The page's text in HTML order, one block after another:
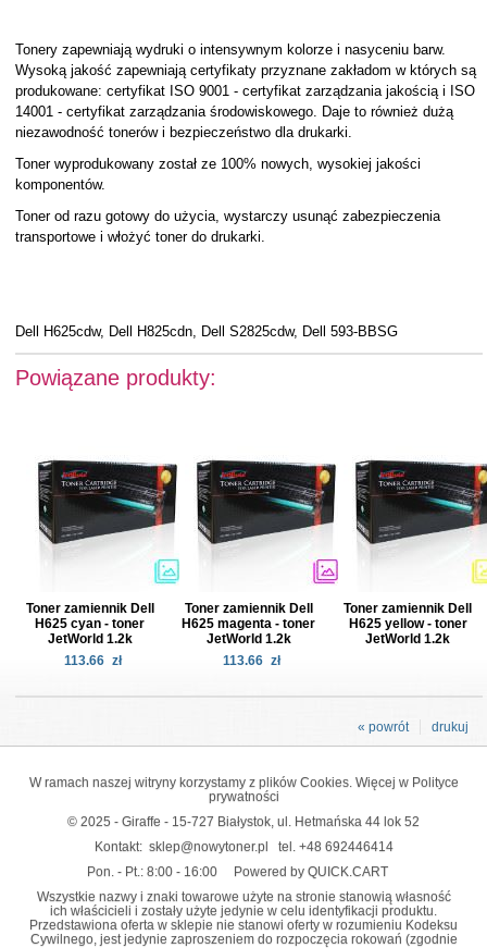
Tonery zapewniają wydruki o intensywnym kolorze i nasyceniu barw.
Wysoką jakość zapewniają certyfikaty przyznane zakładom w których są
produkowane: certyfikat ISO 9001 - certyfikat zarządzania jakością i ISO
14001 - certyfikat zarządzania środowiskowego. Daje to również dużą
niezawodność tonerów i bezpieczeństwo dla drukarki.
Toner wyprodukowany został ze 100% nowych, wysokiej jakości
komponentów.
Toner od razu gotowy do użycia, wystarczy usunąć zabezpieczenia
transportowe i włożyć toner do drukarki.
Dell H625cdw, Dell H825cdn, Dell S2825cdw, Dell 593-BBSG
Powiązane produkty:
Toner zamiennik Dell
H625 cyan - toner
JetWorld 1.2k
113.66 zł
Toner zamiennik Dell
H625 magenta - toner
JetWorld 1.2k
113.66 zł
Toner zamiennik Dell
H625 yellow - toner
JetWorld 1.2k
drukuj
« powrót
W ramach naszej witryny korzystamy z plików Cookies. Więcej w Polityce
prywatności
© 2025 - Giraffe - 15-727 Białystok, ul. Hetmańska 44 lok 52
Kontakt: sklep@nowytoner.pl tel. +48 692446414
Pon. - Pt.: 8:00 - 16:00
Powered by QUICK.CART
Wszystkie nazwy i znaki towarowe użyte na stronie stanowią własność
ich właścicieli i zostały użyte jedynie w celu identyfikacji produktu.
Przedstawiona oferta w sklepie nie stanowi oferty w rozumieniu Kodeksu
Cywilnego, jest jedynie zaproszeniem do rozpoczęcia rokowań (zgodnie